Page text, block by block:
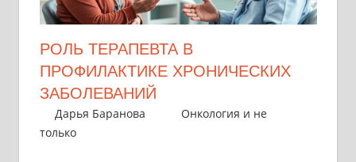
РОЛЬ ТЕРАПЕВТА В
ПРОФИЛАКТИКЕ ХРОНИЧЕСКИХ
ЗАБОЛЕВАНИЙ
24 сентября 2025
Дарья Баранова
Онкология и не
только